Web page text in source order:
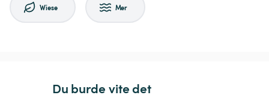
Wiese Mer
Du burde vite det